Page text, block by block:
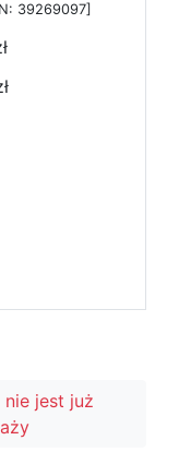
39269097]
jest już